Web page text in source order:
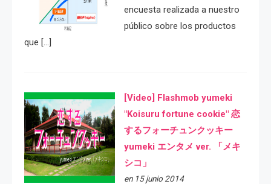
encuesta realizada a nuestro
público sobre los productos
que […]
[Video] Flashmob yumeki
"Koisuru fortune cookie" 恋
するフォーチュンクッキー
yumeki エンタメ ver. 「メキ
シコ」
en 15 junio 2014